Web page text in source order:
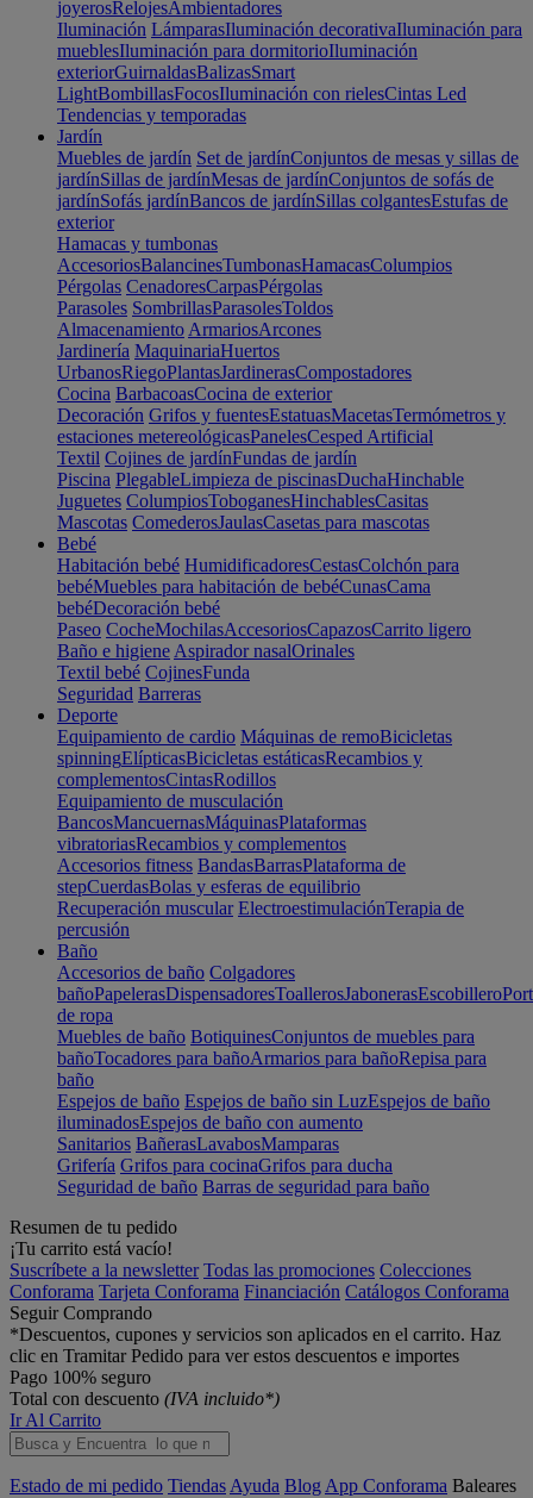
joyerosRelojesAmbientadores
Iluminación LámparasIluminación decorativaIluminación para
mueblesIluminación para dormitorioIluminación
exteriorGuirnaldasBalizasSmart
LightBombillasFocosIluminación con rielesCintas Led
Tendencias y temporadas
Jardín
Muebles de jardín Set de jardínConjuntos de mesas y sillas de
jardínSillas de jardínMesas de jardínConjuntos de sofás de
jardínSofás jardínBancos de jardínSillas colgantesEstufas de
exterior
Hamacas y tumbonas
AccesoriosBalancinesTumbonasHamacasColumpios
Pérgolas CenadoresCarpasPérgolas
Parasoles SombrillasParasolesToldos
Almacenamiento ArmariosArcones
Jardinería MaquinariaHuertos
UrbanosRiegoPlantasJardinerasCompostadores
Cocina BarbacoasCocina de exterior
Decoración Grifos y fuentesEstatuasMacetasTermómetros y
estaciones metereológicasPanelesCesped Artificial
Textil Cojines de jardínFundas de jardín
Piscina PlegableLimpieza de piscinasDuchaHinchable
Juguetes ColumpiosToboganesHinchablesCasitas
Mascotas ComederosJaulasCasetas para mascotas
Bebé
Habitación bebé HumidificadoresCestasColchón para
bebéMuebles para habitación de bebéCunasCama
bebéDecoración bebé
Paseo CocheMochilasAccesoriosCapazosCarrito ligero
Baño e higiene Aspirador nasalOrinales
Textil bebé CojinesFunda
Seguridad Barreras
Deporte
Equipamiento de cardio Máquinas de remoBicicletas
spinningElípticasBicicletas estáticasRecambios y
complementosCintasRodillos
Equipamiento de musculación
BancosMancuernasMáquinasPlataformas
vibratoriasRecambios y complementos
Accesorios fitness BandasBarrasPlataforma de
stepCuerdasBolas y esferas de equilibrio
Recuperación muscular ElectroestimulaciónTerapia de
percusión
Baño
Accesorios de baño Colgadores
bañoPapelerasDispensadoresToallerosJabonerasEscobillero
de ropa
Muebles de baño BotiquinesConjuntos de muebles para
bañoTocadores para bañoArmarios para bañoRepisa para
baño
Espejos de baño Espejos de baño sin LuzEspejos de baño
iluminadosEspejos de baño con aumento
Sanitarios BañerasLavabosMamparas
Grifería Grifos para cocinaGrifos para ducha
Seguridad de baño Barras de seguridad para baño
Resumen de tu pedido
¡Tu carrito está vacío!
Suscríbete a la newsletter Todas las promociones Colecciones
Conforama Tarjeta Conforama Financiación Catálogos Conforama
Seguir Comprando
*Descuentos, cupones y servicios son aplicados en el carrito. Haz
clic en Tramitar Pedido para ver estos descuentos e importes
Pago 100% seguro
Total con descuento (IVA incluido*)
Ir Al Carrito
Estado de mi pedido Tiendas Ayuda Blog App Conforama Baleares